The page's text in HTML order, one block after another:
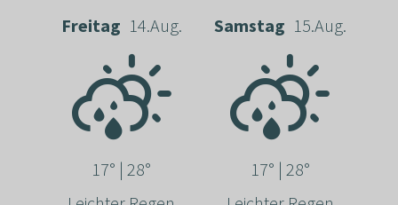
Freitag 14.Aug.
17° | 28°
Samstag 15.Aug.
17° | 28°